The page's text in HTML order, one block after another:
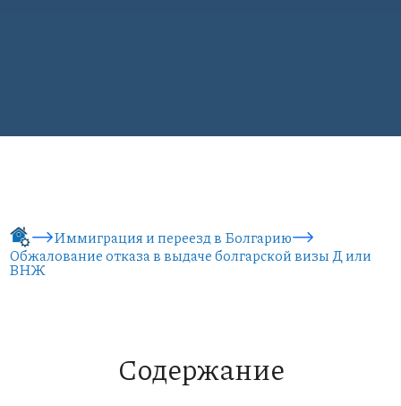
Иммиграция и переезд в Болгарию
Обжалование отказа в выдаче болгарской визы Д или
ВНЖ
Содержание